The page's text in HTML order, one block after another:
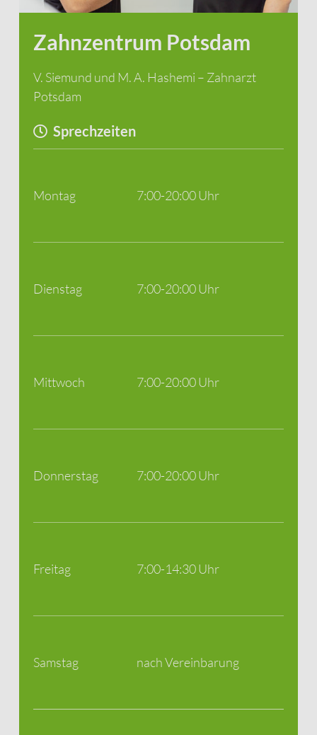
Zahnzentrum Potsdam
V. Siemund und M. A. Hashemi – Zahnarzt
Potsdam
Sprechzeiten
Montag 7:00-20:00 Uhr
Dienstag 7:00-20:00 Uhr
Mittwoch 7:00-20:00 Uhr
Donnerstag 7:00-20:00 Uhr
Freitag 7:00-14:30 Uhr
Samstag nach Vereinbarung